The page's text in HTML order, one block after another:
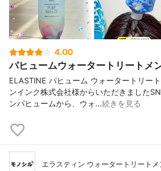
4.00
パヒュームウォータートリートメ
ELASTINE パヒューム ウォータートリー
ンインク株式会社様からいただきました
ンパヒュームから、ウォ…続きを見る
エラスティン ウォータートリートメ